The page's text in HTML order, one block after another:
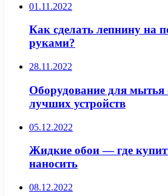
01.11.2022
Как сделать лепнину на
руками?
28.11.2022
Оборудование для мытья
лучших устройств
05.12.2022
Жидкие обои — где
наносить
08.12.2022